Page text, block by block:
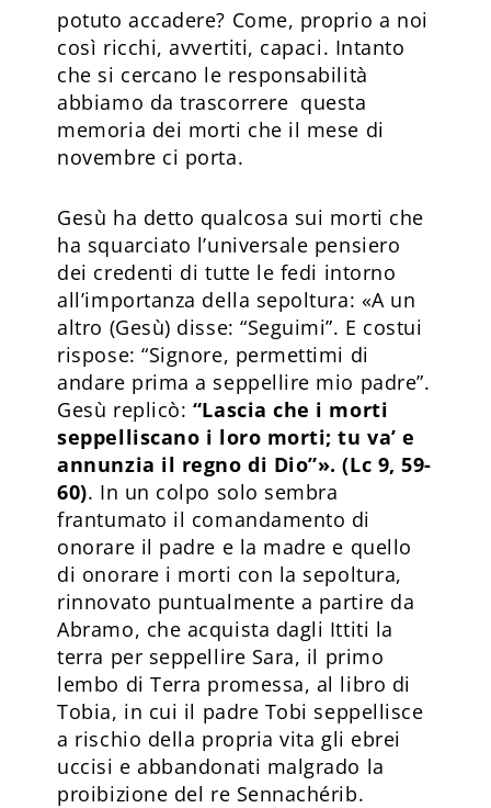
potuto accadere? Come, proprio a noi
così ricchi, avvertiti, capaci. Intanto
che si cercano le responsabilità
abbiamo da trascorrere questa
memoria dei morti che il mese di
novembre ci porta.
Gesù ha detto qualcosa sui morti che
ha squarciato l’universale pensiero
dei credenti di tutte le fedi intorno
all’importanza della sepoltura: «A un
altro (Gesù) disse: “Seguimi”. E costui
rispose: “Signore, permettimi di
andare prima a seppellire mio padre”.
Gesù replicò: “Lascia che i morti
seppelliscano i loro morti; tu va’ e
annunzia il regno di Dio”». (Lc 9, 59-
60). In un colpo solo sembra
frantumato il comandamento di
onorare il padre e la madre e quello
di onorare i morti con la sepoltura,
rinnovato puntualmente a partire da
Abramo, che acquista dagli Ittiti la
terra per seppellire Sara, il primo
lembo di Terra promessa, al libro di
Tobia, in cui il padre Tobi seppellisce
a rischio della propria vita gli ebrei
uccisi e abbandonati malgrado la
proibizione del re Sennachérib.